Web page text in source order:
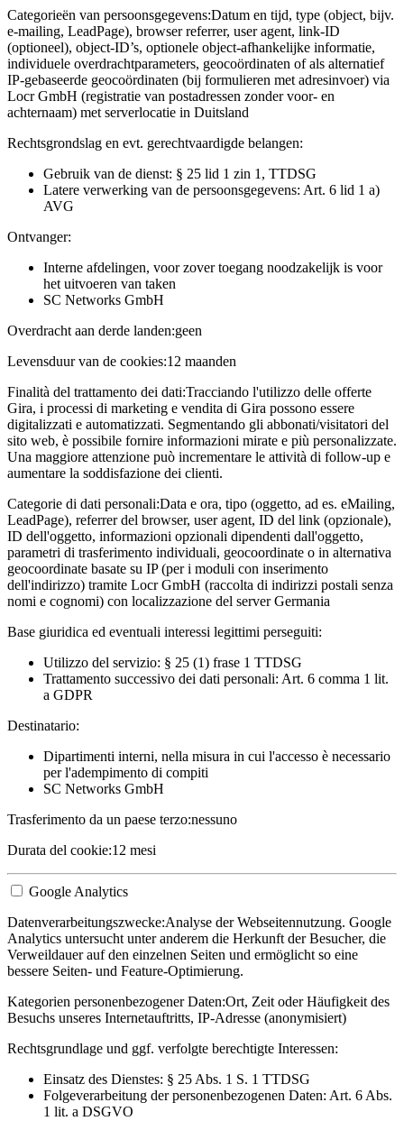
Categorieën van persoonsgegevens:Datum en tijd, type (object, bijv.
e-mailing, LeadPage), browser referrer, user agent, link-ID
(optioneel), object-ID’s, optionele object-afhankelijke informatie,
individuele overdrachtparameters, geocoördinaten of als alternatief
IP-gebaseerde geocoördinaten (bij formulieren met adresinvoer) via
Locr GmbH (registratie van postadressen zonder voor- en
achternaam) met serverlocatie in Duitsland
Rechtsgrondslag en evt. gerechtvaardigde belangen:
Gebruik van de dienst: § 25 lid 1 zin 1, TTDSG
Latere verwerking van de persoonsgegevens: Art. 6 lid 1 a)
AVG
Ontvanger:
Interne afdelingen, voor zover toegang noodzakelijk is voor
het uitvoeren van taken
SC Networks GmbH
Overdracht aan derde landen:geen
Levensduur van de cookies:12 maanden
Finalità del trattamento dei dati:Tracciando l'utilizzo delle offerte
Gira, i processi di marketing e vendita di Gira possono essere
digitalizzati e automatizzati. Segmentando gli abbonati/visitatori del
sito web, è possibile fornire informazioni mirate e più personalizzate.
Una maggiore attenzione può incrementare le attività di follow-up e
aumentare la soddisfazione dei clienti.
Categorie di dati personali:Data e ora, tipo (oggetto, ad es. eMailing,
LeadPage), referrer del browser, user agent, ID del link (opzionale),
ID dell'oggetto, informazioni opzionali dipendenti dall'oggetto,
parametri di trasferimento individuali, geocoordinate o in alternativa
geocoordinate basate su IP (per i moduli con inserimento
dell'indirizzo) tramite Locr GmbH (raccolta di indirizzi postali senza
nomi e cognomi) con localizzazione del server Germania
Base giuridica ed eventuali interessi legittimi perseguiti:
Utilizzo del servizio: § 25 (1) frase 1 TTDSG
Trattamento successivo dei dati personali: Art. 6 comma 1 lit.
a GDPR
Destinatario:
Dipartimenti interni, nella misura in cui l'accesso è necessario
per l'adempimento di compiti
SC Networks GmbH
Trasferimento da un paese terzo:nessuno
Durata del cookie:12 mesi
Google Analytics
Datenverarbeitungszwecke:Analyse der Webseitennutzung. Google
Analytics untersucht unter anderem die Herkunft der Besucher, die
Verweildauer auf den einzelnen Seiten und ermöglicht so eine
bessere Seiten- und Feature-Optimierung.
Kategorien personenbezogener Daten:Ort, Zeit oder Häufigkeit des
Besuchs unseres Internetauftritts, IP-Adresse (anonymisiert)
Rechtsgrundlage und ggf. verfolgte berechtigte Interessen:
Einsatz des Dienstes: § 25 Abs. 1 S. 1 TTDSG
Folgeverarbeitung der personenbezogenen Daten: Art. 6 Abs.
1 lit. a DSGVO